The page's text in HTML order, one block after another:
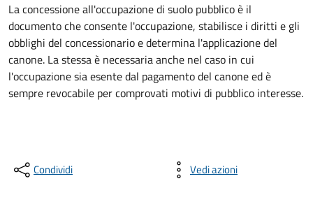
La concessione all'occupazione di suolo pubblico è il
documento che consente l'occupazione, stabilisce i diritti e gli
obblighi del concessionario e determina l'applicazione del
canone. La stessa è necessaria anche nel caso in cui
l'occupazione sia esente dal pagamento del canone ed è
sempre revocabile per comprovati motivi di pubblico interesse.
Condividi Vedi azioni